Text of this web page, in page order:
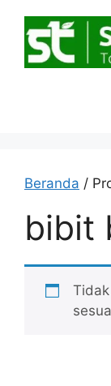
Beranda /
bibit